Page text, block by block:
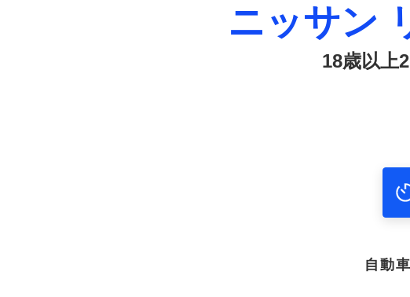
ニッサン
18歳以上
自動